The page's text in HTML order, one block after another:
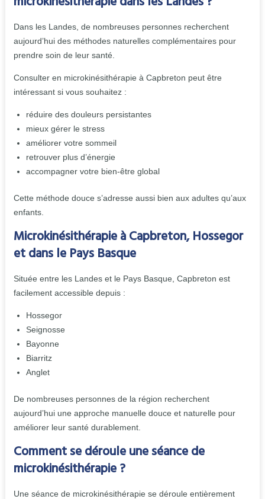
Dans les Landes, de nombreuses personnes recherchent
aujourd’hui des méthodes naturelles complémentaires pour
prendre soin de leur santé.
Consulter en microkinésithérapie à Capbreton peut être
intéressant si vous souhaitez :
réduire des douleurs persistantes
mieux gérer le stress
améliorer votre sommeil
retrouver plus d’énergie
accompagner votre bien-être global
Cette méthode douce s’adresse aussi bien aux adultes qu’aux
enfants.
Microkinésithérapie à Capbreton, Hossegor
et dans le Pays Basque
Située entre les Landes et le Pays Basque, Capbreton est
facilement accessible depuis :
Hossegor
Seignosse
Bayonne
Biarritz
Anglet
De nombreuses personnes de la région recherchent
aujourd’hui une approche manuelle douce et naturelle pour
améliorer leur santé durablement.
Comment se déroule une séance de
microkinésithérapie ?
Une séance de microkinésithérapie se déroule entièrement